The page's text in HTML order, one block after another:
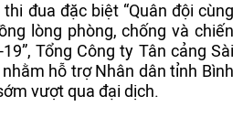
đua đặc biệt “Quân đội cùng
lòng phòng, chống và chiến
Tổng Công ty Tân cảng Sài
hỗ trợ Nhân dân tỉnh Bình
vượt qua đại dịch.